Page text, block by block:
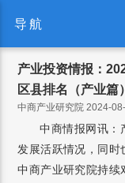
导航
产业投资情报：
区县排名（产业篇）
中商产业研究院 2024-
中商情报网讯：
发展活跃情况，同时
中商产业研究院持续